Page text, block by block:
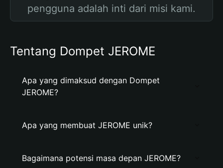
pengguna adalah inti dari misi kami.
Tentang Dompet JEROME
Apa yang dimaksud dengan Dompet
JEROME?
Apa yang membuat JEROME unik?
Bagaimana potensi masa depan JEROME?